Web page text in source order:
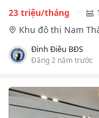
23 triệu/tháng
Khu đô thị Nam
Đình Điều BĐS
Đăng 2 năm trước